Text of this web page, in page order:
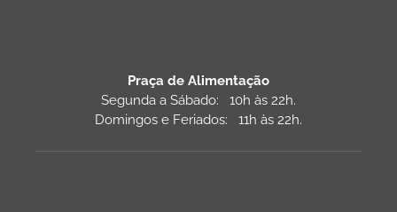
Praça de Alimentação
Segunda a Sábado: 10h às 22h.
Domingos e Feriados: 11h às 22h.